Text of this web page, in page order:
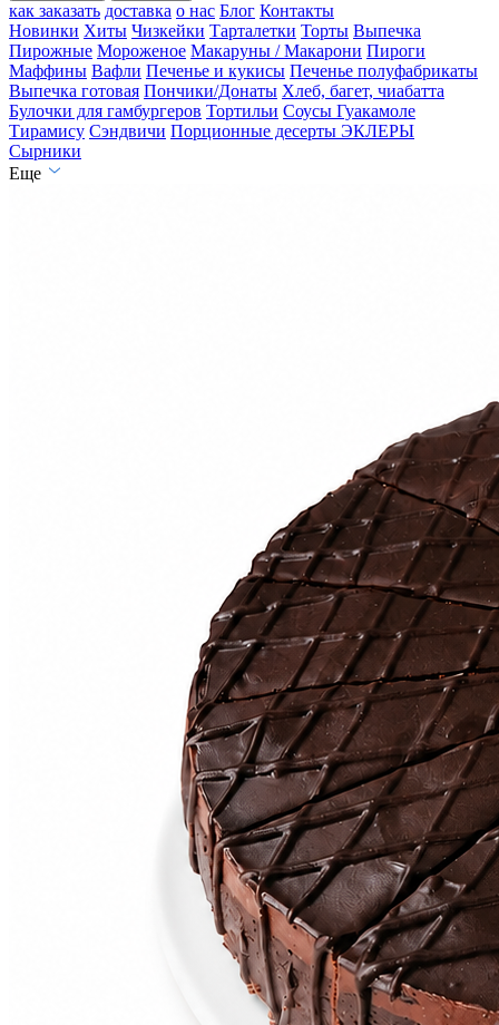
как заказать доставка о нас Блог Контакты
Новинки Хиты Чизкейки Тарталетки Торты Выпечка
Пирожные Мороженое Макаруны / Макарони Пироги
Маффины Вафли Печенье и кукисы Печенье полуфабрикаты
Выпечка готовая Пончики/Донаты Хлеб, багет, чиабатта
Булочки для гамбургеров Тортильи Соусы Гуакамоле
Тирамису Сэндвичи Порционные десерты ЭКЛЕРЫ
Сырники
Еще